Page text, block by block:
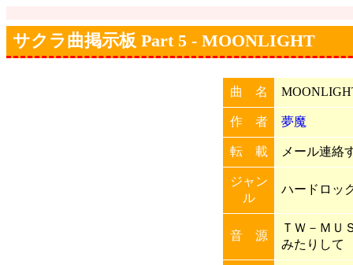
サクラ曲掲示板 Part 5 - MOONLIGHT
曲 名
作 者 夢魔
転 載 メール連絡
ジャン
ル
ハードロッ
音 源
ＴＷ－Ｍ
みたりして